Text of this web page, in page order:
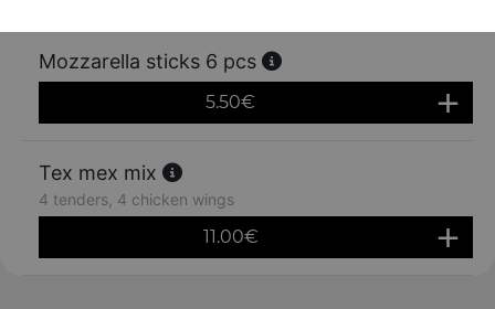
Mozzarella sticks 6 pcs
5.50€
Tex mex mix
4 tenders, 4 chicken wings
11.00€